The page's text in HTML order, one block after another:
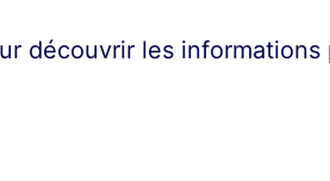
découvrir les